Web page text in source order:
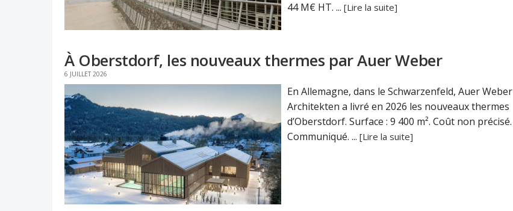
44 M€ HT. ... [Lire la suite]
À Oberstdorf, les nouveaux thermes par Auer Weber
6 JUILLET 2026
En Allemagne, dans le Schwarzenfeld, Auer Weber
Architekten a livré en 2026 les nouveaux thermes
d’Oberstdorf. Surface : 9 400 m². Coût non précisé.
Communiqué. ... [Lire la suite]